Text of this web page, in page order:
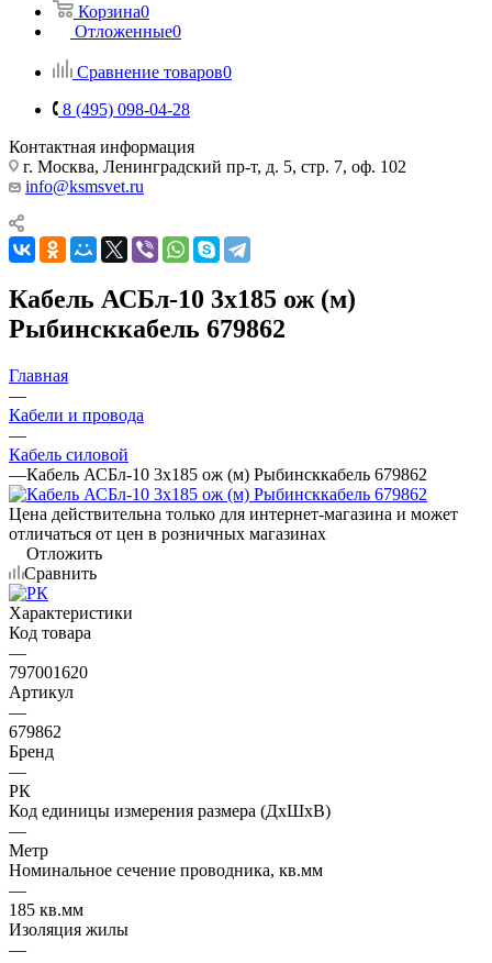
Корзина0
Отложенные0
Сравнение товаров0
8 (495) 098-04-28
Контактная информация
г. Москва, Ленинградский пр-т, д. 5, стр. 7, оф. 102
info@ksmsvet.ru
Кабель АСБл-10 3х185 ож (м)
Рыбинсккабель 679862
Главная
—
Кабели и провода
—
Кабель силовой
—Кабель АСБл-10 3х185 ож (м) Рыбинсккабель 679862
Цена действительна только для интернет-магазина и может
отличаться от цен в розничных магазинах
Отложить
Сравнить
Характеристики
Код товара
—
797001620
Артикул
—
679862
Бренд
—
РК
Код единицы измерения размера (ДхШхВ)
—
Метр
Номинальное сечение проводника, кв.мм
—
185 кв.мм
Изоляция жилы
—